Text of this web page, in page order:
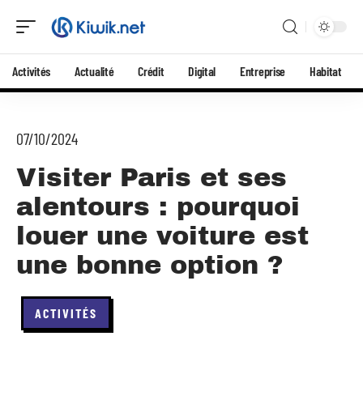
Activités Actualité Crédit Digital Entreprise Habitat
07/10/2024
Visiter Paris et ses
alentours : pourquoi
louer une voiture est
une bonne option ?
ACTIVITÉS